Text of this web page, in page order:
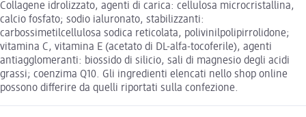
Collagene idrolizzato, agenti di carica: cellulosa microcristallina,
calcio fosfato; sodio ialuronato, stabilizzanti:
carbossimetilcellulosa sodica reticolata, polivinilpolipirrolidone;
vitamina C, vitamina E (acetato di DL-alfa-tocoferile), agenti
antiagglomeranti: biossido di silicio, sali di magnesio degli acidi
grassi; coenzima Q10. Gli ingredienti elencati nello shop online
possono differire da quelli riportati sulla confezione.